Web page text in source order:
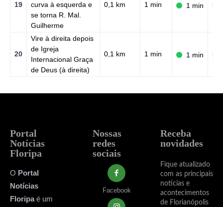
19
curva à esquerda e
se torna R. Mal.
Guilherme
0,1 km 1 min 1 min
20
Vire à direita depois
de Igreja
Internacional Graça
de Deus (à direita)
0,1 km 1 min 1 min
Portal
Notícias
Floripa
O Portal
Notícias
Floripaé um
Nossas
redes
sociais
Facebook
Receba
novidades
Fique atualizado
com as principais
notícias e
acontecimentos
de Florianópolis